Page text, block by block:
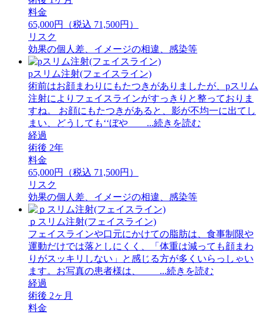
料金
65,000円（税込 71,500円）
リスク
効果の個人差、イメージの相違、感染等
pスリム注射(フェイスライン)
術前はお顔まわりにもたつきがありましたが、pスリム
注射によりフェイスラインがすっきりと整っておりま
すね。 お顔にもたつきがあると、影が不均一に出てし
まい、どうしても‘‘ぼや ...続きを読む
経過
術後 2年
料金
65,000円（税込 71,500円）
リスク
効果の個人差、イメージの相違、感染等
ｐスリム注射(フェイスライン)
フェイスラインや口元にかけての脂肪は、食事制限や
運動だけでは落としにくく、「体重は減っても顔まわ
りがスッキリしない」と感じる方が多くいらっしゃい
ます。お写真の患者様は、 ...続きを読む
経過
術後 2ヶ月
料金